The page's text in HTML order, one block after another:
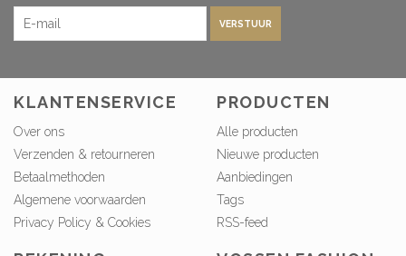
VERSTUUR
KLANTENSERVICE
Over ons
Verzenden & retourneren
Betaalmethoden
Algemene voorwaarden
Privacy Policy & Cookies
PRODUCTEN
Alle producten
Nieuwe producten
Aanbiedingen
Tags
RSS-feed